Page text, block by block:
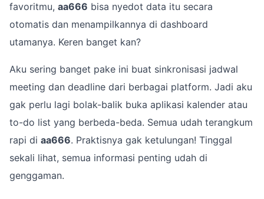
favoritmu, aa666 bisa nyedot data itu secara
otomatis dan menampilkannya di dashboard
utamanya. Keren banget kan?
Aku sering banget pake ini buat sinkronisasi jadwal
meeting dan deadline dari berbagai platform. Jadi aku
gak perlu lagi bolak-balik buka aplikasi kalender atau
to-do list yang berbeda-beda. Semua udah terangkum
rapi di aa666. Praktisnya gak ketulungan! Tinggal
sekali lihat, semua informasi penting udah di
genggaman.